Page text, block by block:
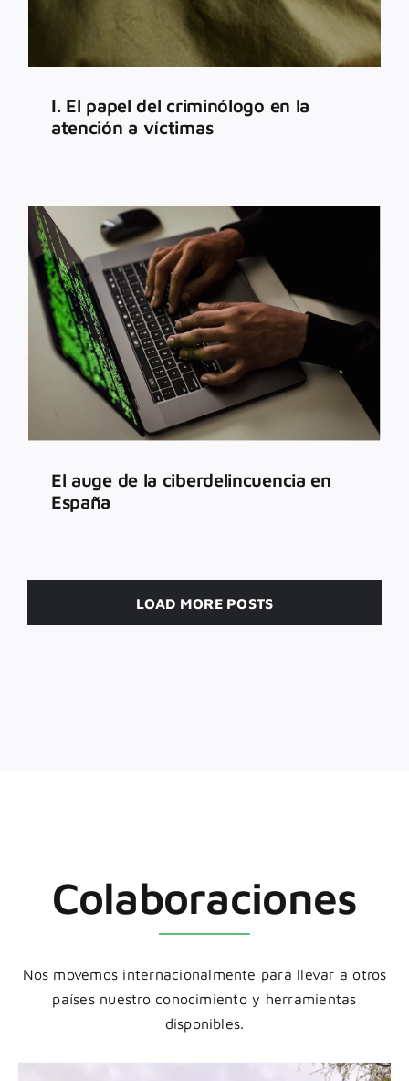
I. El papel del criminólogo en la
atención a víctimas
El auge de la ciberdelincuencia en
España
LOAD MORE POSTS
Colaboraciones
Nos movemos internacionalmente para llevar a otros
países nuestro conocimiento y herramientas
disponibles.